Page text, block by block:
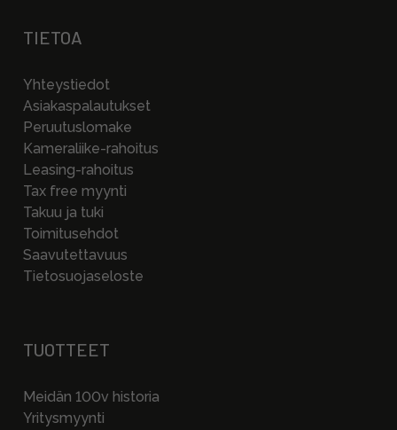
TIETOA
Yhteystiedot
Asiakaspalautukset
Peruutuslomake
Kameraliike-rahoitus
Leasing-rahoitus
Tax free myynti
Takuu ja tuki
Toimitusehdot
Saavutettavuus
Tietosuojaseloste
TUOTTEET
Meidän 100v historia
Yritysmyynti